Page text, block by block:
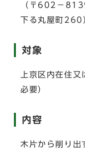
（〒602－
下る丸屋町260
対象
上京区内在住
必要）
内容
木片から削り出